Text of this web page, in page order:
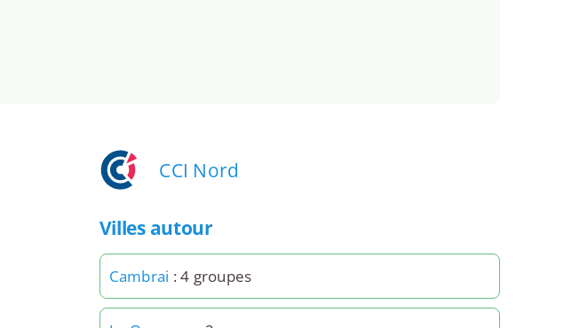
CCI Nord
Villes autour
Cambrai : 4 groupes